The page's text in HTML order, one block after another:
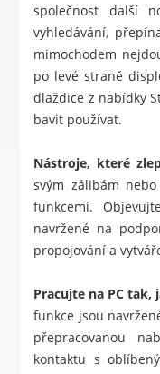
společnost další
vyhledávání,
mimochodem
po levé straně
dlaždice z nabídky
bavit používat.
Nástroje, které
svým zálibám
funkcemi.
navržené na
propojování a
Pracujte na PC
funkce jsou
přepracovanou
kontaktu s